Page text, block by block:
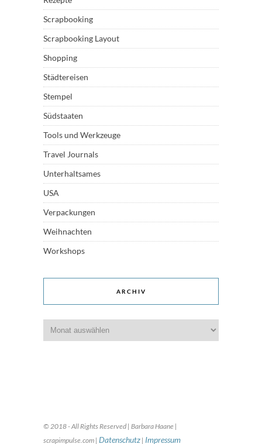
Scrapbooking
Scrapbooking Layout
Shopping
Städtereisen
Stempel
Südstaaten
Tools und Werkzeuge
Travel Journals
Unterhaltsames
USA
Verpackungen
Weihnachten
Workshops
ARCHIV
© 2018 - All Rights Reserved | Barbara Haane |
scrapimpulse.com | Datenschutz | Impressum